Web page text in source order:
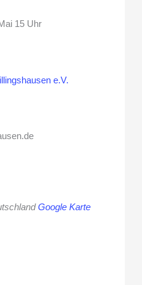
15 Uhr
e.V.
Google Karte